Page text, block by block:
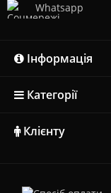
Whatsapp
Інформація
Категорії
Клієнту